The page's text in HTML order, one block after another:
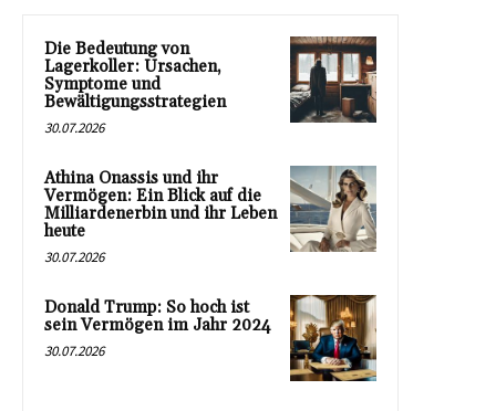
Die Bedeutung von
Lagerkoller: Ursachen,
Symptome und
Bewältigungsstrategien
30.07.2026
Athina Onassis und ihr
Vermögen: Ein Blick auf die
Milliardenerbin und ihr Leben
heute
30.07.2026
Donald Trump: So hoch ist
sein Vermögen im Jahr 2024
30.07.2026